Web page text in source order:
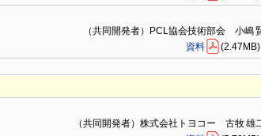
（共同開発者）PCL協会技術部会 小嶋
資料
(2.47MB)
（共同開発者）株式会社トヨコー 古牧 雄